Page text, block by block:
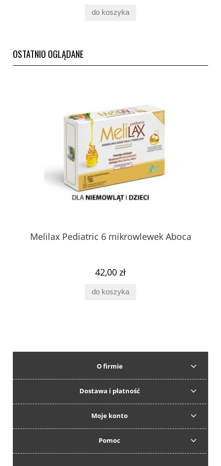
do koszyka
OSTATNIO OGLĄDANE
Melilax Pediatric 6 mikrowlewek Aboca
42,00 zł
do koszyka
O firmie
Dostawa i płatność
Moje konto
Pomoc